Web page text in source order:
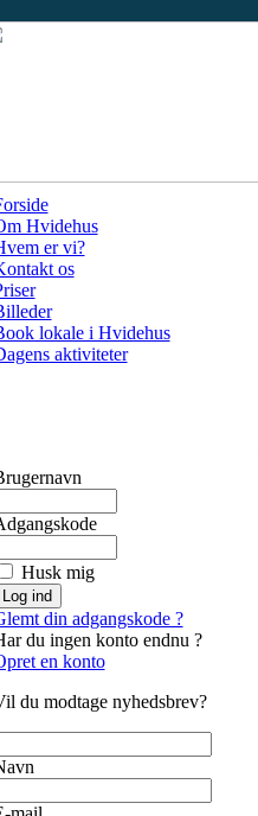
Hvidehus
er vi?
os
lokale i Hvidehus
aktiviteter
Husk mig
din adgangskode ?
du ingen konto endnu ?
en konto
du modtage nyhedsbrev?